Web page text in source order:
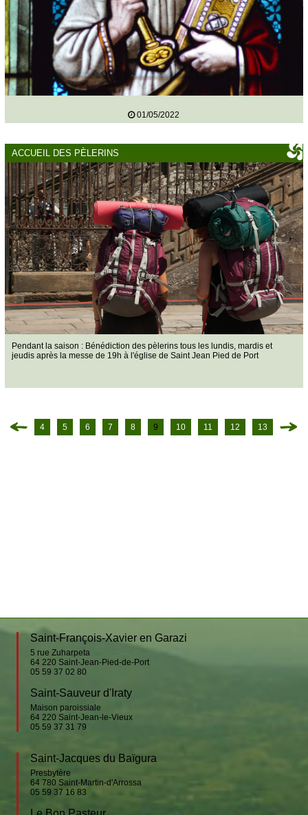
01/05/2022
ACCUEIL DES PÈLERINS
Pendant la saison : Bénédiction des pèlerins tous les lundis, mardis et
jeudis après la messe de 19h à l'église de Saint Jean Pied de Port
4 5 6 7 8 9 10 11 12 13
Saint-François-Xavier en Garazi
5 rue Zuharpeta
64 220 Saint-Jean-Pied-de-Port
05 59 37 02 80
Saint-Sauveur d'Iraty
Maison paroissiale
64 220 Saint-Jean-le-Vieux
05 59 37 31 79
Saint-Jacques du Baïgura
Presbytère
64 780 Saint-Martin-d'Arrossa
05 59 37 16 83